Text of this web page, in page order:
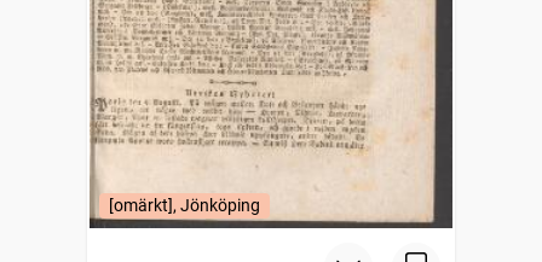
[omärkt], Jönköping